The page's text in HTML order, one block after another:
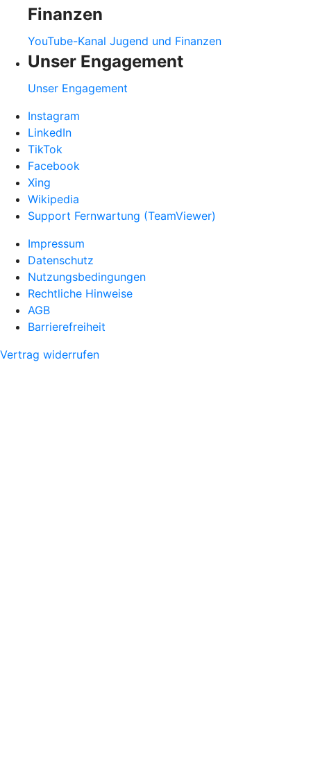
Finanzen
YouTube-Kanal Jugend und Finanzen
Unser Engagement
Unser Engagement
Instagram
LinkedIn
TikTok
Facebook
Xing
Wikipedia
Support Fernwartung (TeamViewer)
Impressum
Datenschutz
Nutzungsbedingungen
Rechtliche Hinweise
AGB
Barrierefreiheit
Vertrag widerrufen